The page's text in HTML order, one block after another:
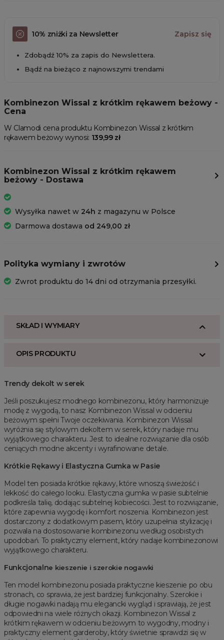
10% zniżki za Newsletter Zapisz się
Zdobądź 10% za zapis do Newslettera.
Bądź na bieżąco z najnowszymi trendami
Kombinezon Wissal z krótkim rękawem beżowy -
Cena
W Clamodi cena produktu Kombinezon Wissal z krótkim
rękawem beżowy wynosi: 139,99 zł
Kombinezon Wissal z krótkim rękawem
beżowy - Dostawa
Wysyłka nawet w 24h z magazynu w Polsce
Darmowa dostawa od 249,00 zł
Polityka wymiany i zwrotów
Zwrot produktu do 14 dni od otrzymania przesyłki.
SKŁAD I WYMIARY
OPIS PRODUKTU
Trendy dekolt w serek
Jeśli poszukujesz modnego kombinezonu, który harmonizuje
modę z wygodą, to nasz Kombinezon Wissal w odcieniu
beżowym spełni Twoje oczekiwania. Kombinezon Wissal
wyróżnia się stylowym dekoltem w serek, który nadaje mu
wyjątkowego charakteru. Jest to idealne rozwiązanie dla osób
ceniących modne akcenty i wyrafinowane detale.
Krótkie Rękawy i Elastyczna Gumka w Pasie
Model ten posiada krótkie rękawy, które wnoszą świeżość i
lekkość do całego looku. Elastyczna gumka w pasie subtelnie
podkreśla talię, dodając subtelnej kobiecości. Jest to rozwiązanie,
które zapewnia wygodę i komfort noszenia. Kombinezon jest
dostarczony z dodatkowym pasem, który uzupełnia stylizację i
pozwala na dostosowanie kombinezonu według osobistych
upodobań. To praktyczny element, który nadaje kombinezonowi
wyjątkowego charakteru.
Funkcjonalne kieszenie i szerokie nogawki
Ten model kombinezonu posiada praktyczne kieszenie po obu
stronach, co sprawia, że jest bardziej funkcjonalny. Szerokie i
długie nogawki nadają mu elegancki wygląd i sprawiają, że jest
odpowiedni na wiele różnych okazji. Kombinezon Wissal z
krótkim rękawem w odcieniu beżowym to wygodny, modny i
praktyczny element garderoby, który świetnie sprawdzi się w